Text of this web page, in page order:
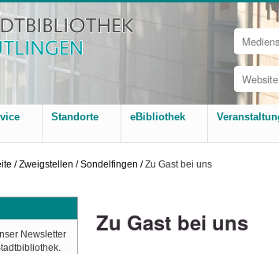
Website
Erweiterte
Suche…
Standorte eBibliothek
/Zweigstellen /Sondelfingen /Zu Gast bei uns
Zu Gast bei uns
Newsletter